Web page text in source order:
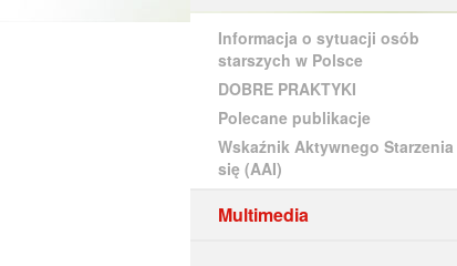
Informacja o sytuacji osób
starszych w Polsce
DOBRE PRAKTYKI
Polecane publikacje
Wskaźnik Aktywnego Starzenia
się (AAI)
Multimedia